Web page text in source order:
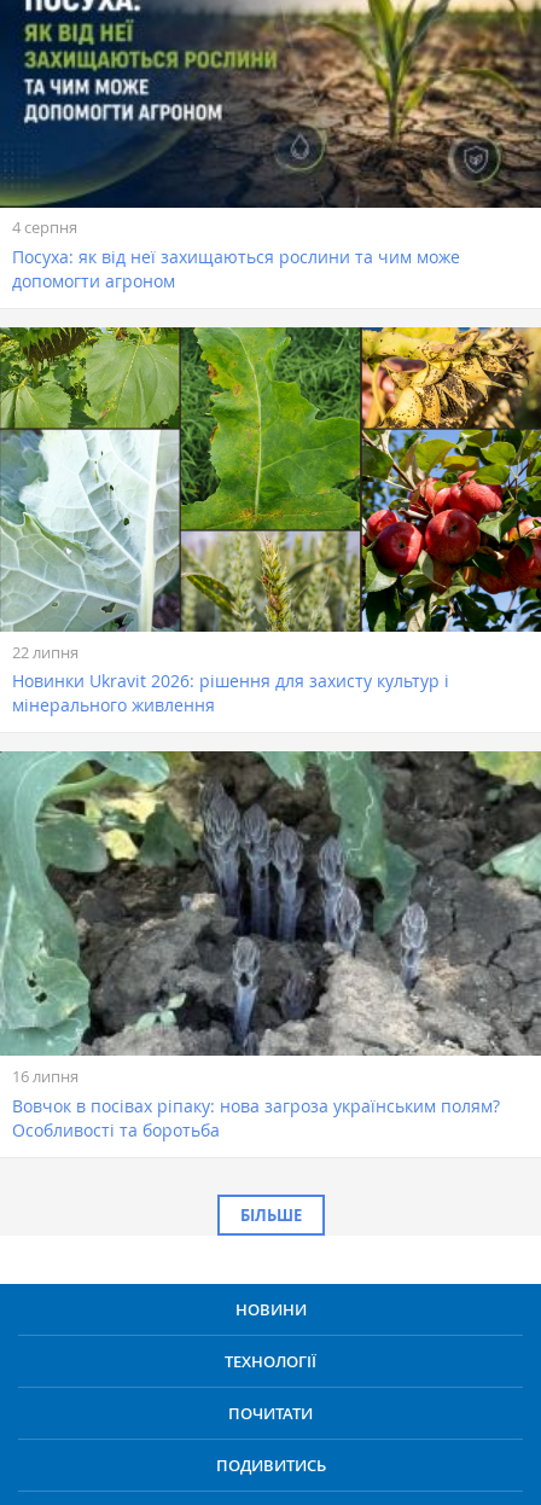
4 серпня
Посуха: як від неї захищаються рослини та чим може
допомогти агроном
22 липня
Новинки Ukravit 2026: рішення для захисту культур і
мінерального живлення
16 липня
Вовчок в посівах ріпаку: нова загроза українським полям?
Особливості та боротьба
БІЛЬШЕ
НОВИНИ
ТЕХНОЛОГІЇ
ПОЧИТАТИ
ПОДИВИТИСЬ